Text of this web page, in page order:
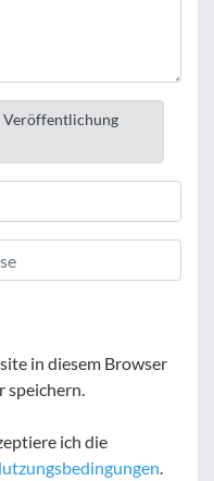
Veröffentlichung
in diesem Browser
speichern.
ich die
.